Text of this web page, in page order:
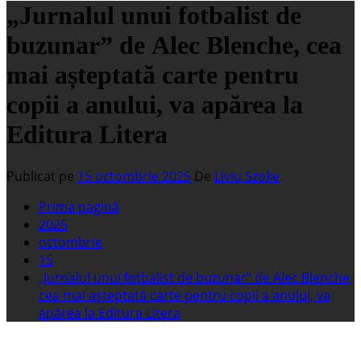
„Jurnalul unui fotbalist de
buzunar” de Alec Blenche, cea
mai așteptată carte pentru
copii a anului, va apărea la
Editura Litera
Publicat pe 15 octombrie 2025 De Liviu Szoke
Prima pagină
2025
octombrie
15
„Jurnalul unui fotbalist de buzunar” de Alec Blenche,
cea mai așteptată carte pentru copii a anului, va
apărea la Editura Litera